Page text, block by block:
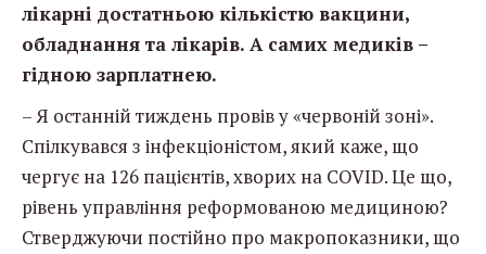
лікарні достатньою кількістю вакцини,
обладнання та лікарів. А самих медиків –
гідною зарплатнею.
– Я останній тиждень провів у «червоній зоні».
Спілкувався з інфекціоністом, який каже, що
чергує на 126 пацієнтів, хворих на COVID. Це що,
рівень управління реформованою медициною?
Стверджуючи постійно про макропоказники, що